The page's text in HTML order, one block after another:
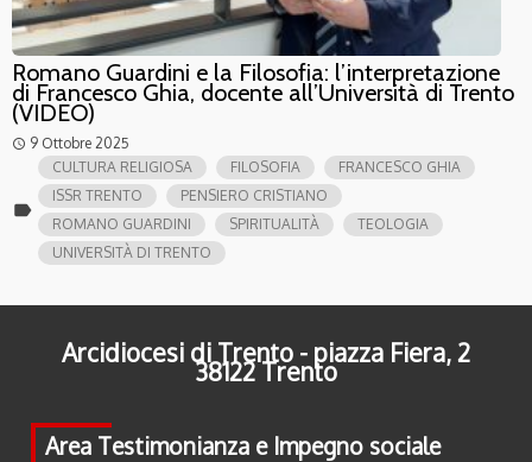
Romano Guardini e la Filosofia: l’interpretazione
di Francesco Ghia, docente all’Università di Trento
(VIDEO)
access_time 9 Ottobre 2025
label
CULTURA RELIGIOSA FILOSOFIA
FRANCESCO GHIA
ISSR TRENTO
PENSIERO CRISTIANO
ROMANO GUARDINI
SPIRITUALITÀ
TEOLOGIA
UNIVERSITÀ DI TRENTO
Arcidiocesi di Trento - piazza Fiera, 2
38122 Trento
Area Testimonianza e Impegno sociale